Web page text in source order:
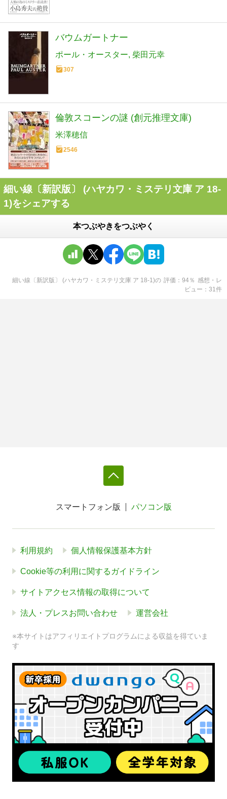
バウムガートナー
ポール・オースター 柴田元幸
307
倫敦スコーンの謎 (創元推理文庫)
米澤穂信
2546
細い線〔新訳版〕 (ハヤカワ・ミステリ文庫 ア 18-
1)をシェアする
本つぶやきをつぶやく
細い線〔新訳版〕 (ハヤカワ・ミステリ文庫 ア 18-1)の 評価 94％ 感想・レ
ビュー
31件
スマートフォン版 パソコン版
利用規約 個人情報保護基本方針
Cookie等の利用に関するガイドライン
サイトアクセス情報の取得について
法人・プレスお問い合わせ 運営会社
※本サイトはアフィリエイトプログラムによる収益を得ていま
す